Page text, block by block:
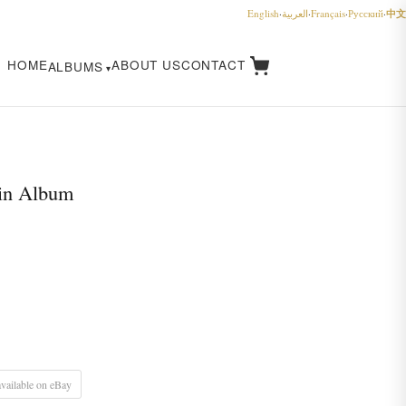
English·العربية·Français·Русский·中文
HOMEALBUMS ABOUT USCONTACT
Album
on eBay